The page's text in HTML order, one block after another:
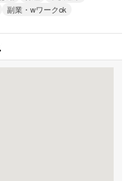
副業・wワークok